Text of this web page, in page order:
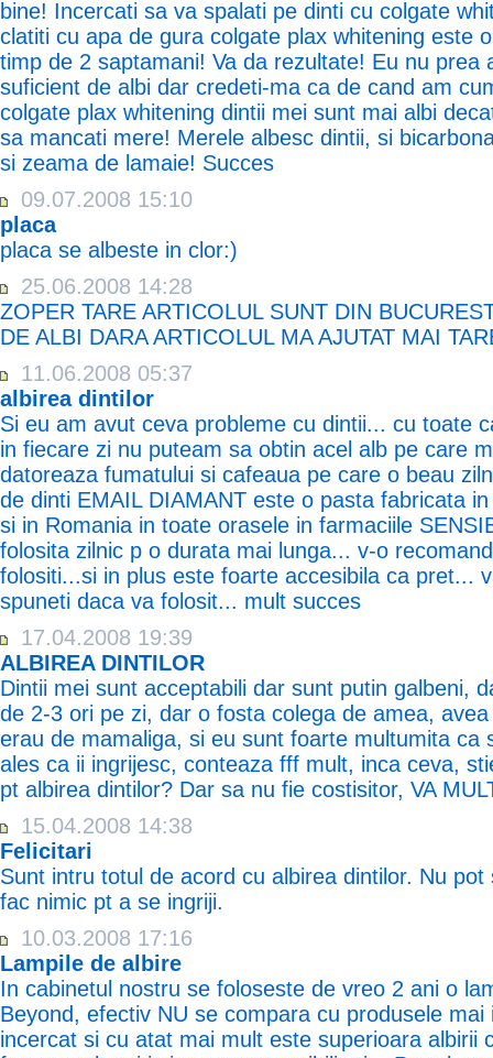
bine! Incercati sa va spalati pe dinti cu colgate
clatiti cu apa de gura colgate plax whitening este
timp de 2 saptamani! Va da rezultate! Eu nu prea
suficient de albi dar credeti-ma ca de cand am
colgate plax whitening dintii mei sunt mai albi
sa mancati mere! Merele albesc dintii, si
si zeama de lamaie! Succes
09.07.2008 15:10
placa
placa se albeste in clor:)
25.06.2008 14:28
ZOPER TARE ARTICOLUL SUNT DIN
DE ALBI DARA ARTICOLUL MA AJUTAT MAI
11.06.2008 05:37
albirea dintilor
Si eu am avut ceva probleme cu dintii... cu toate
in fiecare zi nu puteam sa obtin acel alb pe care
datoreaza fumatului si cafeaua pe care o beau
de dinti EMAIL DIAMANT este o pasta fabricata
si in Romania in toate orasele in farmaciile
folosita zilnic p o durata mai lunga... v-o
folositi...si in plus este foarte accesibila ca pret...
spuneti daca va folosit... mult succes
17.04.2008 19:39
ALBIREA DINTILOR
Dintii mei sunt acceptabili dar sunt putin galbeni,
de 2-3 ori pe zi, dar o fosta colega de amea,
erau de mamaliga, si eu sunt foarte multumita ca
ales ca ii ingrijesc, conteaza fff mult, inca ceva,
pt albirea dintilor? Dar sa nu fie costisitor, VA
15.04.2008 14:38
Felicitari
Sunt intru totul de acord cu albirea dintilor. Nu
fac nimic pt a se ingriji.
10.03.2008 17:16
Lampile de albire
In cabinetul nostru se foloseste de vreo 2 ani o
Beyond, efectiv NU se compara cu produsele
incercat si cu atat mai mult este superioara albirii